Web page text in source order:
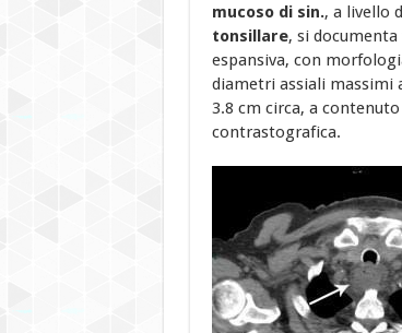
mucoso di sin., a livello
tonsillare, si
espansiva, con
diametri assiali massimi
3.8 cm circa, a
contrastografica.